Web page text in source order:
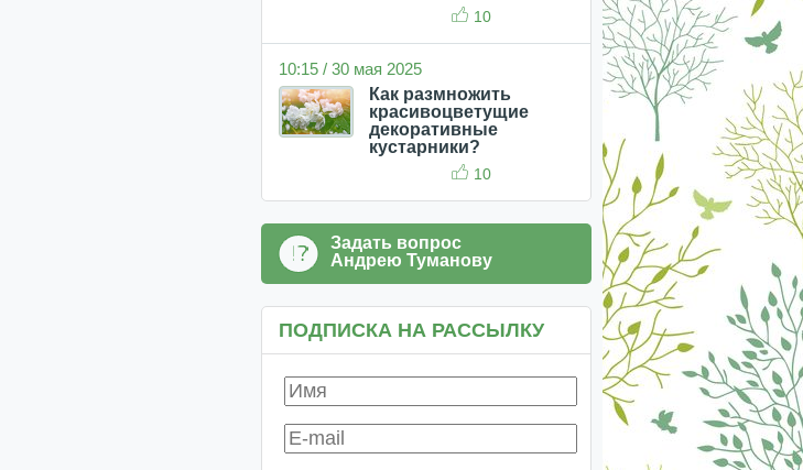
10
10:15 / 30 мая 2025
Как размножить
красивоцветущие
декоративные
кустарники?
10
Задать вопрос
Андрею Туманову
ПОДПИСКА НА РАССЫЛКУ